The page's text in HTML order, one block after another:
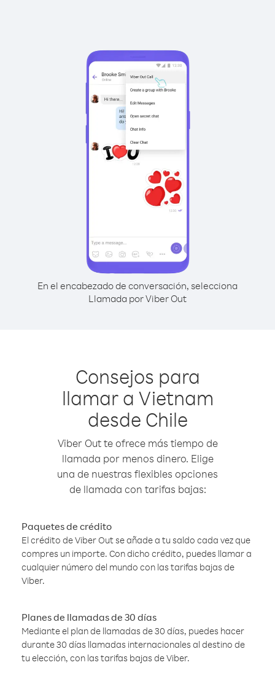
En el encabezado de conversación, selecciona
Llamada por Viber Out
Consejos para
llamar a Vietnam
desde Chile
Viber Out te ofrece más tiempo de
llamada por menos dinero. Elige
una de nuestras flexibles opciones
de llamada con tarifas bajas:
Paquetes de crédito
El crédito de Viber Out se añade a tu saldo cada vez que
compres un importe. Con dicho crédito, puedes llamar a
cualquier número del mundo con las tarifas bajas de
Viber.
Planes de llamadas de 30 días
Mediante el plan de llamadas de 30 días, puedes hacer
durante 30 días llamadas internacionales al destino de
tu elección, con las tarifas bajas de Viber.